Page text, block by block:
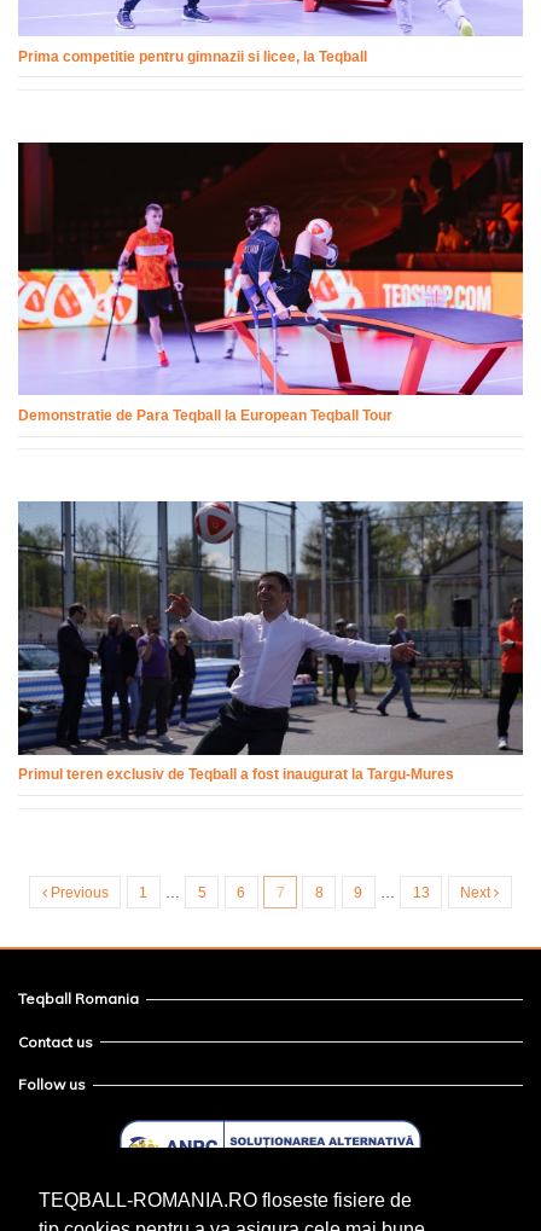
TEQBALL-ROMANIA.RO floseste fisiere de
Prima competitie pentru gimnazii si licee, la Teqball
Demonstratie de Para Teqball la European Teqball Tour
Primul teren exclusiv de Teqball a fost inaugurat la Targu-Mures
Previous 1 5 6 7 8 9 13 Next
Teqball Romania
Contact us
Follow us